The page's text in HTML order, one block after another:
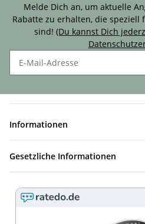
Melde Dich an, um aktuelle
Rabatte zu erhalten, die speziell
sind! (Du kannst Dich
Informationen
Gesetzliche Informationen